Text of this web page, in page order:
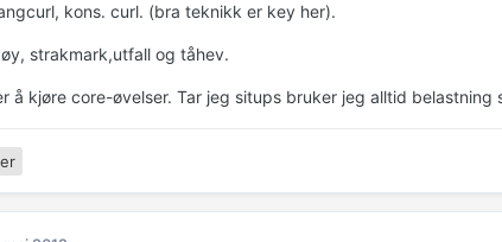
kons. curl. (bra teknikk er key her).
strakmark,utfall og tåhev.
å kjøre core-øvelser. Tar jeg situps bruker jeg alltid belastning